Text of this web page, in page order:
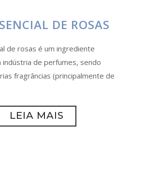
DE ROSAS
de rosas é um ingrediente
indústria de perfumes, sendo
fragrâncias (principalmente de
LEIA MAIS